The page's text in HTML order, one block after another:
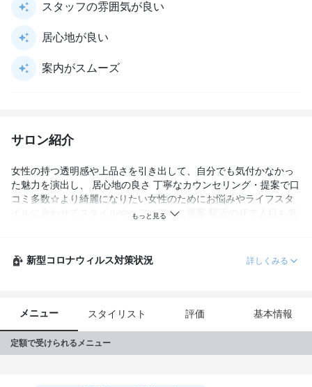
スタッフの雰囲気が良い
居心地が良い
案内がスムーズ
サロン紹介
女性の持つ透明感や上品さを引き出して、自分でも気付かなかっ
た魅力を演出し、 居心地の良さ 丁寧なカウンセリング・提案で口
コミ多数☆より綺麗になりたい女性のためにお悩みやライフスタ
イルに合わせてスタイルやヘアケアをご提案 駅近の4Fで人目も気
※15分以上の遅刻をされる場合は、他にご予約を頂いているお客
さまの進行に迷惑がかかるためキャンセルとさせていただきま
複数回あった場合、他のお客さまの御迷惑にもなるため来店拒否
新型コロナウィルス対策状況 詳しくみる
メニュー スタイリスト 評価 基本情報
定額で受けられるメニュー